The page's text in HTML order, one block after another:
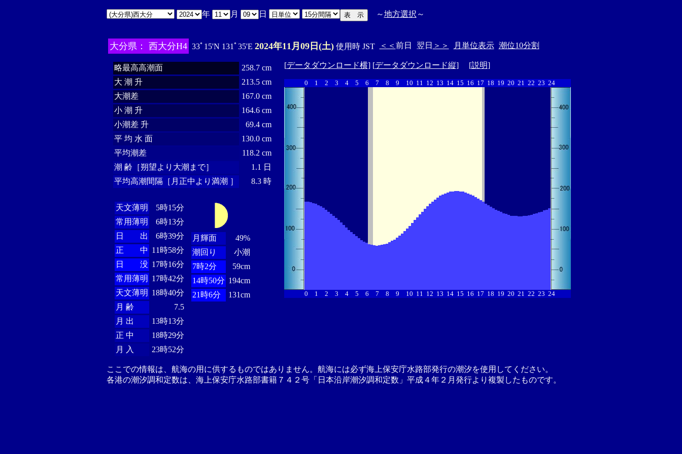
年 月 日 ～地方選択 ～
大分県： 西大分H4 33ﾟ15'N 131ﾟ35'E 2024年11月09日(土)使用時 JST ＜＜ 前日 翌日 ＞＞ 月単位表示 潮位10分割
略最高高潮面
258.7 cm
大 潮 升
213.5 cm
大潮差
167.0 cm
小 潮 升
164.6 cm
小潮差 升
69.4 cm
平 均 水 面
130.0 cm
平均潮差
118.2 cm
潮 齢［朔望より大潮まで］
1.1 日
平均高潮間隔［月正中より満潮 ］
8.3 時
天文薄明
5時15分
常用薄明
6時13分
日 出
6時39分
正 中 11時58分
日 没 17時16分
常用薄明 17時42分
天文薄明 18時40分
月 齢
7.5
月 出
13時13分
正 中
18時29分
月 入
23時52分
月輝面
49%
潮回り
小潮
7時2分
59cm
14時50分 194cm
21時6分
131cm
[データダウンロード横] [データダウンロード縦] [説明]
0 1 2 3 4 5 6 7 8 9 10 11 12 13 14 15 16 17 18 19 20 21 22 23 24
0 1 2 3 4 5 6 7 8 9 10 11 12 13 14 15 16 17 18 19 20 21 22 23 24
ここでの情報は、航海の用に供するものではありません。航海には必ず海上保安庁水路部発行の潮汐を使用してください。
各港の潮汐調和定数は、海上保安庁水路部書籍７４２号「日本沿岸潮汐調和定数」平成４年２月発行より複製したものです。